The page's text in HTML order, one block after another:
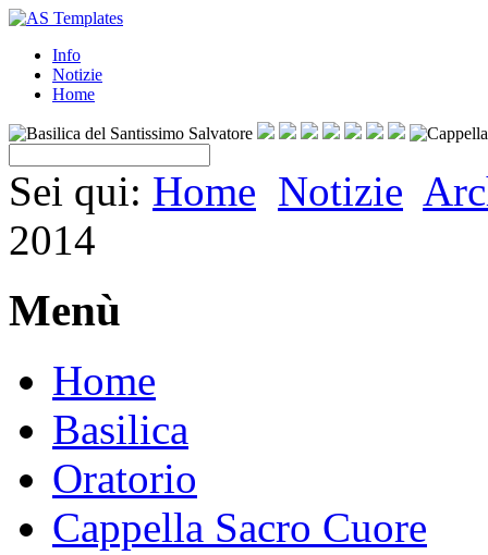
Info
Notizie
Home
Sei qui: Home Notizie
2014
Menù
Home
Basilica
Oratorio
Cappella Sacro Cuore